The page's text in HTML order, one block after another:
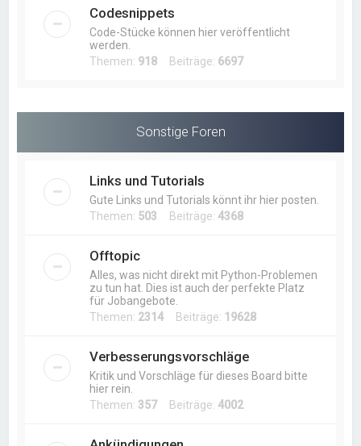
Codesnippets
Code-Stücke können hier veröffentlicht
werden.
Themen: 918 Beiträge: 6697
Sonstige Foren
Links und Tutorials
Gute Links und Tutorials könnt ihr hier posten.
Themen: 503 Beiträge:4368
Offtopic
Alles, was nicht direkt mit Python-Problemen
zu tun hat. Dies ist auch der perfekte Platz
für Jobangebote.
Themen: 2314 Beiträge: 19628
Verbesserungsvorschläge
Kritik und Vorschläge für dieses Board bitte
hier rein.
Themen: 357Beiträge:4002